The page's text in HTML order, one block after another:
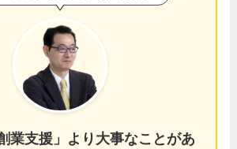
業支援」より大事なことがあ